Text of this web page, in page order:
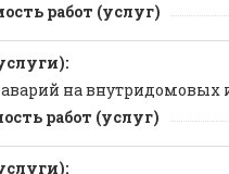
работ (услуг)
аварий на
работ (услуг)